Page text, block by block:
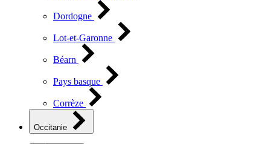
Dordogne
Lot-et-Garonne
Béarn
Pays basque
Corrèze
Occitanie